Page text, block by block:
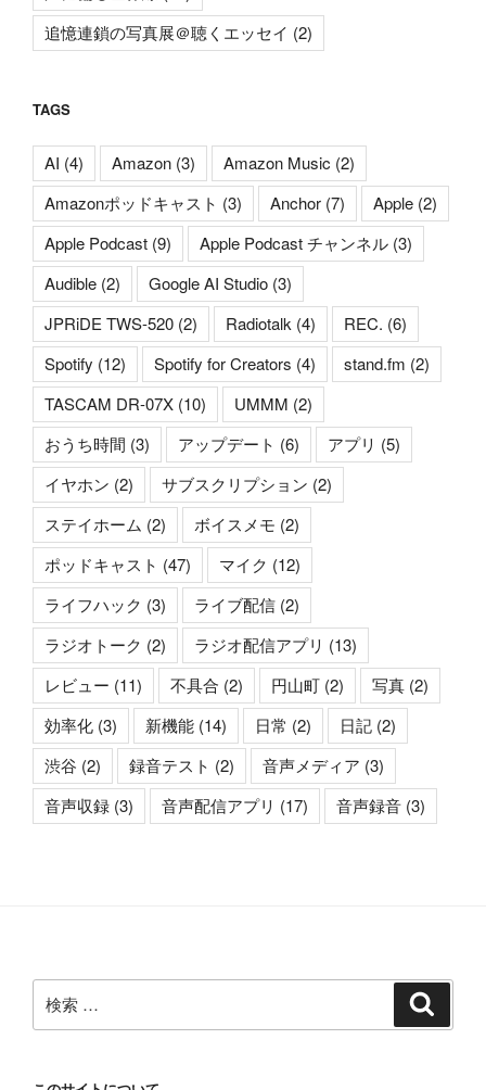
追憶連鎖の写真展＠聴くエッセイ (2)
TAGS
AI (4) Amazon (3) Amazon Music (2)
Amazonポッドキャスト (3) Anchor (7) Apple (2)
Apple Podcast (9) Apple Podcast チャンネル (3)
Audible (2) Google AI Studio (3)
JPRiDE TWS-520 (2) Radiotalk (4) REC. (6)
Spotify (12) Spotify for Creators (4) stand.fm (2)
TASCAM DR-07X (10) UMMM (2)
おうち時間 (3) アップデート (6) アプリ (5)
イヤホン (2) サブスクリプション (2)
ステイホーム (2) ボイスメモ (2)
ポッドキャスト (47) マイク (12)
ライフハック (3) ライブ配信 (2)
ラジオトーク (2) ラジオ配信アプリ (13)
レビュー (11) 不具合 (2) 円山町 (2) 写真 (2)
効率化 (3) 新機能 (14) 日常 (2) 日記 (2)
渋谷 (2) 録音テスト (2) 音声メディア (3)
音声収録 (3) 音声配信アプリ (17) 音声録音 (3)
索: